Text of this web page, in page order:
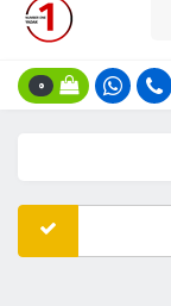
0